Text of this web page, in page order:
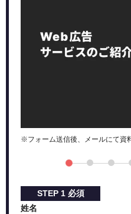
※フォーム送信後、メールにて資
STEP 1 必須
姓名